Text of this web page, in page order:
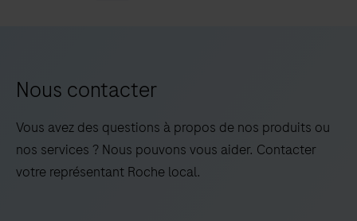
digital images of scanned glass slides that would
otherwise be appropriate for manual visualization by
conventional light microscopy. Roche Digital
Pathology Dx is composed of VENTANA DP 200 slide
scanner, VENTANA DP 600 slide scanner, Roche uPath
automated
digital
slide
creation,
viewing
Nous contacter
Vous avez des questions à propos de nos produits ou
nos services ? Nous pouvons vous aider. Contacter
votre représentant Roche local.